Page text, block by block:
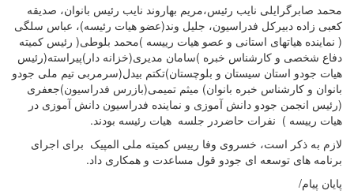
محمد صابرگرایلی نایب رئیس،مریم بهاروند نایب رئیس بانوان، صدیقه
کعبی زاده دبیرکل فدراسیون، جلیل وند(عضو هیات رئیسه)، عباس سلگی
( نماینده هیاتهای استانی و عصو هیات رییسه )محمد بلوطی( رئیس کمیته
دفاع شخصی و کارشناس خبره )سامان مدیری(خزانه دار)پیراسته(رئیس
هیات جودو استان سیستان و بلوچستان)تکتم بیدل(سرمربی تیم ملی جودو
بانوان و کارشناس خبره بانوان) میثم تمیمی(بازرس فدراسیون)جعفری
(رئیس انجمن جودو دانش آموزی و نماینده فدراسیون دانش آموزی در
هیات رییسه ) نفرات حاضردر جلسه هیات رئیسه بودند.
لازم به ذکر است، خسروی وفا رییس کمیته ملی المپیک برای اجرای
برنامه های توسعه ای جودو قول مساعدت و همکاری داد.
پایان پیام/